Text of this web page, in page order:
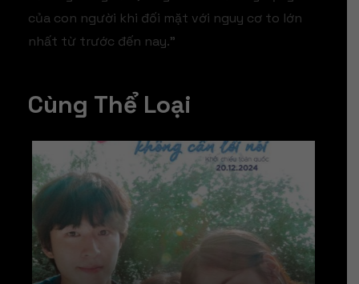
của con người khi đối mặt với nguy cơ to lớn
nhất từ trước đến nay.”
Cùng Thể Loại